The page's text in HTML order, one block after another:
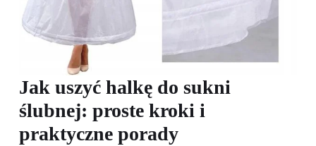
Jak uszyć halkę do sukni
ślubnej: proste kroki i
praktyczne porady